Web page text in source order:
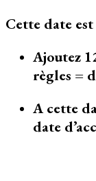
Cette date
Ajoutez
règles =
A cette
date